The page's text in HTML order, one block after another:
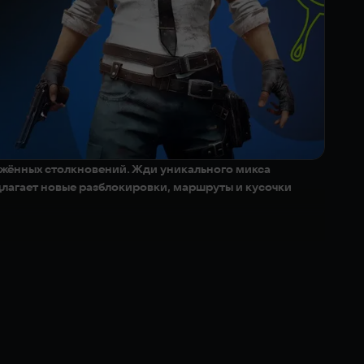
столкновений. Жди уникального микса
новые разблокировки, маршруты и кусочки
место и для спокойного исследования, лор-